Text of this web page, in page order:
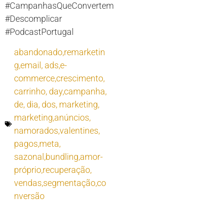
#CampanhasQueConvertem
#Descomplicar
#PodcastPortugal
abandonado,remarketin
g,email, ads,e-
commerce,crescimento,
carrinho, day,campanha,
de, dia, dos, marketing,
marketing,anúncios,
namorados,valentines,
pagos,meta,
sazonal,bundling,amor-
próprio,recuperação,
vendas,segmentação,co
nversão